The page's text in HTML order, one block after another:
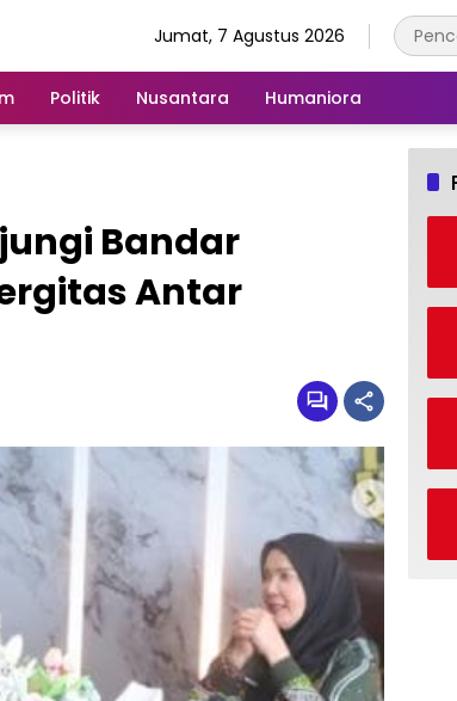
Jumat, 7 Agustus 2026
Politik Nusantara Humaniora
Bandar
Antar